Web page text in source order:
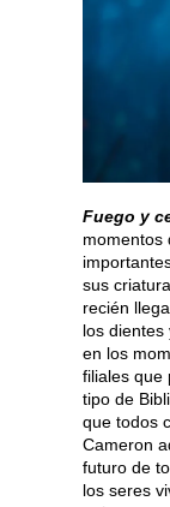
Fuego y
momentos
sus
recién
los
en los
filiales que
tipo de
que todos
Cameron
futuro de
los seres